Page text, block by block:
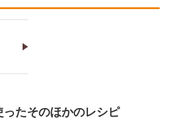
ったそのほかのレシピ